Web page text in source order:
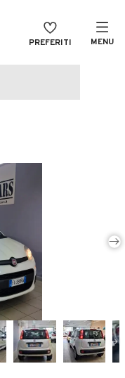
PREFERITI MENU